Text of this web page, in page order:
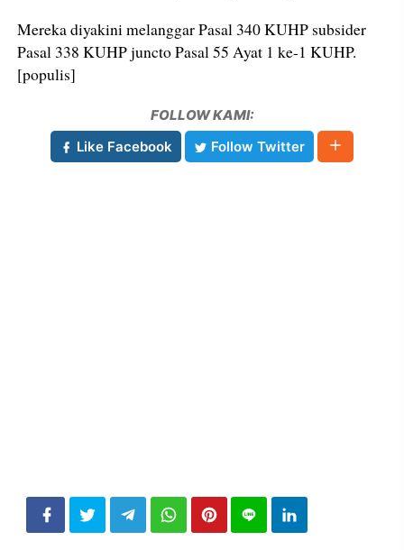
Mereka diyakini melanggar Pasal 340 KUHP subsider
Pasal 338 KUHP juncto Pasal 55 Ayat 1 ke-1 KUHP.
[populis]
FOLLOW KAMI:
Like Facebook
Follow Twitter